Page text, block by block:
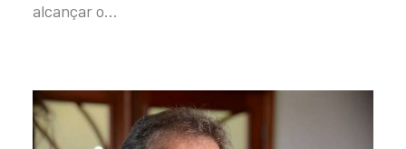
alcançar o…